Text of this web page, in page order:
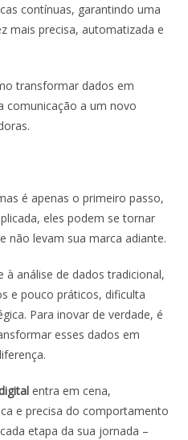
contínuas, garantindo uma
mais precisa, automatizada e
transformar dados em
comunicação a um novo
é apenas o primeiro passo,
eles podem se tornar
não levam sua marca adiante.
análise de dados tradicional,
e pouco práticos, dificulta
Para inovar de verdade, é
esses dados em
entra em cena,
e precisa do comportamento
etapa da sua jornada –